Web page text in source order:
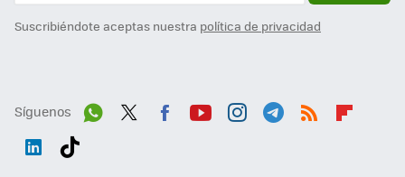
Suscribiéndote aceptas nuestra política de privacidad
Síguenos